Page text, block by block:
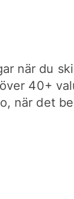
när du
40+
när det